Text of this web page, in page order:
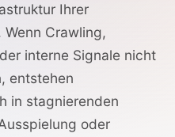
Ihrer
Crawling,
interne Signale nicht
entstehen
in stagnierenden
oder